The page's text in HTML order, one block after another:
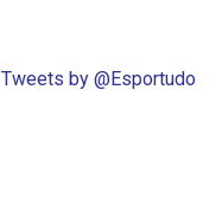
Tweets by @Esportudo